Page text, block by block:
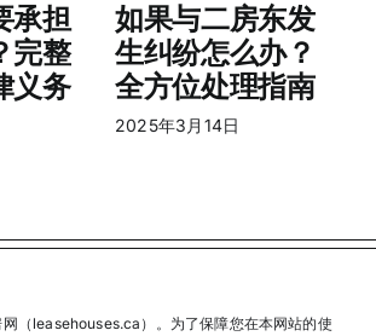
承担
完整
义务
如果与二房东发
生纠纷怎么办？
全方位处理指南
2025年3月14日
（leasehouses.ca）。为了保障您在本网站的使